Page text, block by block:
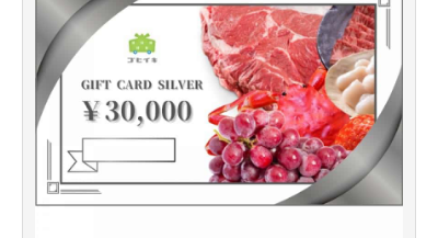
2026年01月21日